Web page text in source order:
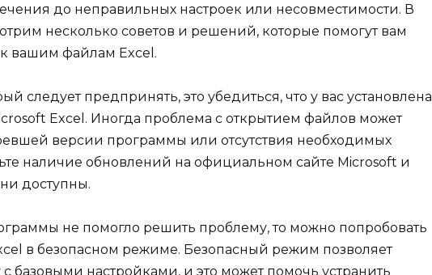
до неправильных настроек или несовместимости. В
несколько советов и решений, которые помогут вам
к вашим файлам Excel.
следует предпринять, это убедиться, что у вас установлена
Excel. Иногда проблема с открытием файлов может
версии программы или отсутствия необходимых
наличие обновлений на официальном сайте Microsoft и
доступны.
не помогло решить проблему, то можно попробовать
в безопасном режиме. Безопасный режим позволяет
с базовыми настройками, и это может помочь устранить